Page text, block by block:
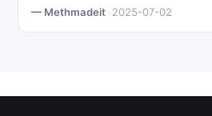
— Methmadeit 2025-07-02